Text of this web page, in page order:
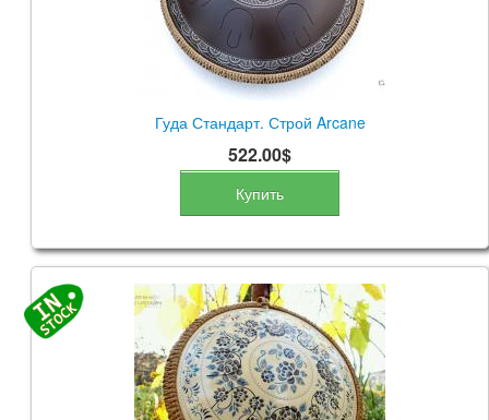
Гуда Стандарт. Строй Arcane
522.00$
Купить